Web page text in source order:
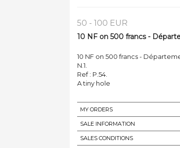
50 - 100 EUR
10 NF on 500 francs -
10 NF on 500 francs -
N.1.
Ref : P.54.
A tiny hole
MY ORDERS
SALE INFORMATION
SALES CONDITIONS